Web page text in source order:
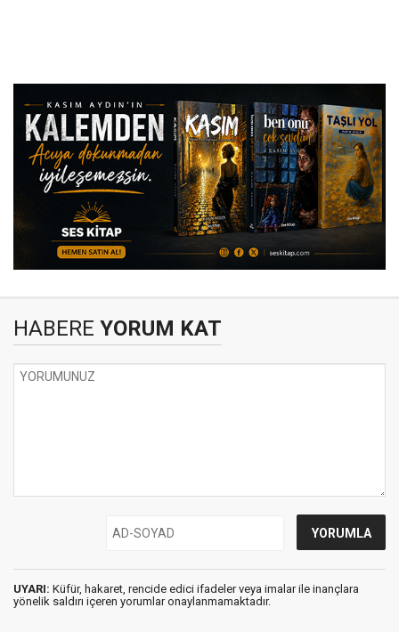
HABERE YORUM KAT
UYARI: Küfür, hakaret, rencide edici ifadeler veya imalar ile inançlara
yönelik saldırı içeren yorumlar onaylanmamaktadır.